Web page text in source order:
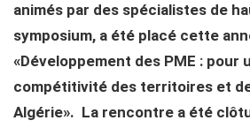
animés par des spécialistes de
symposium, a été placé cette
«Développement des PME : pour
compétitivité des territoires et
Algérie». La rencontre a été